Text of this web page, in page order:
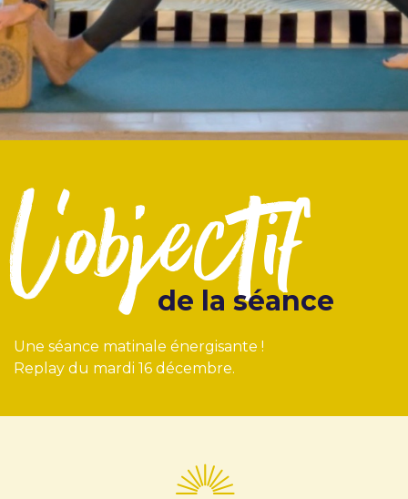
l'objectif
de la séance
Une séance matinale énergisante !
Replay du mardi 16 décembre.